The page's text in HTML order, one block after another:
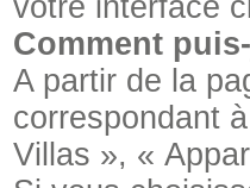
votre interface
Comment
A partir de la
correspondant
Villas », «